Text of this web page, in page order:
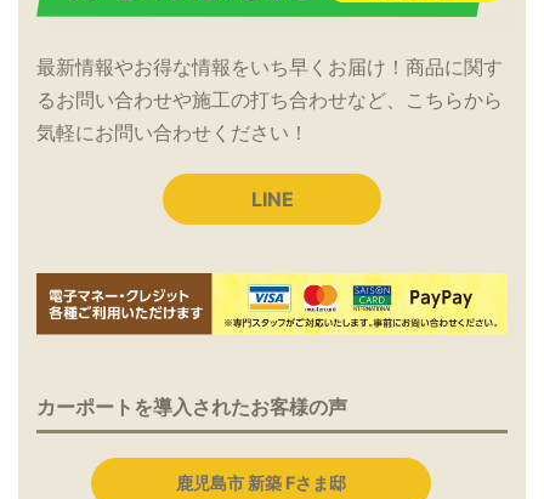
最新情報やお得な情報をいち早くお届け！商品に関す
るお問い合わせや施工の打ち合わせなど、こちらから
気軽にお問い合わせください！
LINE
カーポートを導入されたお客様の声
鹿児島市 新築 Fさま邸